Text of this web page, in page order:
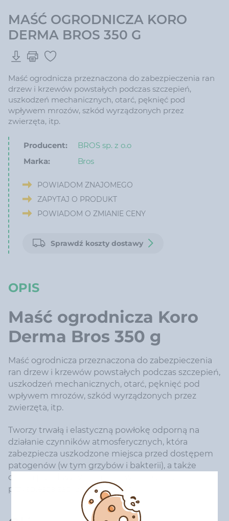
MAŚĆ OGRODNICZA KORO
DERMA BROS 350 G
Maść ogrodnicza przeznaczona do zabezpieczenia ran
drzew i krzewów powstałych podczas szczepień,
uszkodzeń mechanicznych, otarć, pęknięć pod
wpływem mrozów, szkód wyrządzonych przez
zwierzęta, itp.
Producent:
BROS sp. z o.o
Marka:
Bros
POWIADOM ZNAJOMEGO
ZAPYTAJ O PRODUKT
POWIADOM O ZMIANIE CENY
Sprawdź koszty dostawy
OPIS
Maść ogrodnicza Koro
Derma Bros 350 g
Maść ogrodnicza przeznaczona do zabezpieczenia
ran drzew i krzewów powstałych podczas szczepień,
uszkodzeń mechanicznych, otarć, pęknięć pod
wpływem mrozów, szkód wyrządzonych przez
zwierzęta, itp.
Tworzy trwałą i elastyczną powłokę odporną na
działanie czynników atmosferycznych, która
zabezpiecza uszkodzone miejsca przed dostępem
patogenów (w tym grzybów i bakterii), a także
chroni przed wysychaniem i wilgocią oraz
przyspiesza zabliźnianie się ran.